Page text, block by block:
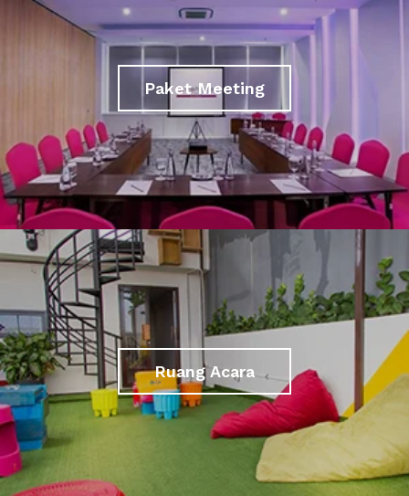
Paket Meeting
Ruang Acara